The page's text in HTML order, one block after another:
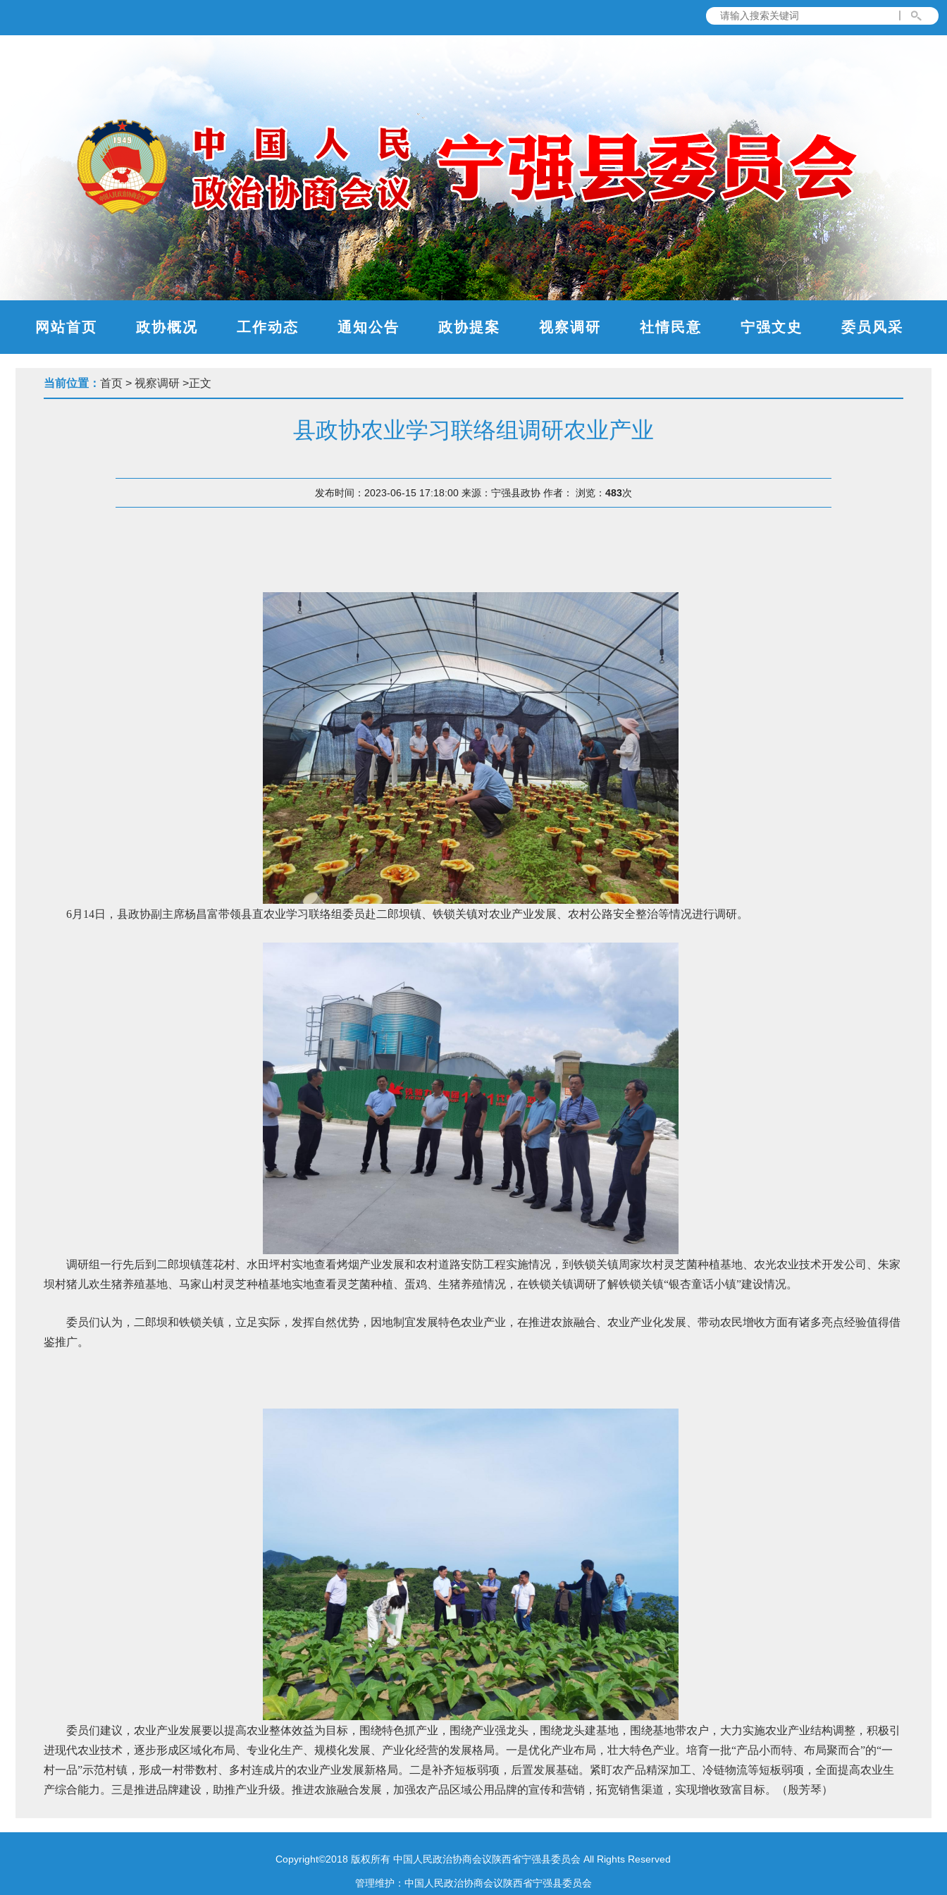
网站首页 政协概况 工作动态 通知公告 政协提案 视察调研 社情民意 宁强文史 委员风采
当前位置： 首页 > 视察调研 >正文
县政协农业学习联络组调研农业产业
发布时间：2023-06-15 17:18:00 来源：宁强县政协 作者： 浏览： 483次
6月14日，县政协副主席杨昌富带领县直农业学习联络组委员赴二郎坝镇、铁锁关镇对农业产业发展、农村公路安全整治等情况进行调研。
调研组一行先后到二郎坝镇莲花村、水田坪村实地查看烤烟产业发展和农村道路安防工程实施情况，到铁锁关镇周家坎村灵芝菌种植基地、农光农业技术开发公司、朱家
坝村猪儿欢生猪养殖基地、马家山村灵芝种植基地实地查看灵芝菌种植、蛋鸡、生猪养殖情况，在铁锁关镇调研了解铁锁关镇“银杏童话小镇”建设情况。
委员们认为，二郎坝和铁锁关镇，立足实际，发挥自然优势，因地制宜发展特色农业产业，在推进农旅融合、农业产业化发展、带动农民增收方面有诸多亮点经验值得借
鉴推广。
委员们建议，农业产业发展要以提高农业整体效益为目标，围绕特色抓产业，围绕产业强龙头，围绕龙头建基地，围绕基地带农户，大力实施农业产业结构调整，积极引
进现代农业技术，逐步形成区域化布局、专业化生产、规模化发展、产业化经营的发展格局。一是优化产业布局，壮大特色产业。培育一批“产品小而特、布局聚而合”的“一
村一品”示范村镇，形成一村带数村、多村连成片的农业产业发展新格局。二是补齐短板弱项，后置发展基础。紧盯农产品精深加工、冷链物流等短板弱项，全面提高农业生
产综合能力。三是推进品牌建设，助推产业升级。推进农旅融合发展，加强农产品区域公用品牌的宣传和营销，拓宽销售渠道，实现增收致富目标。（殷芳琴）
Copyright©2018 版权所有 中国人民政治协商会议陕西省宁强县委员会 All Rights Reserved
管理维护：中国人民政治协商会议陕西省宁强县委员会